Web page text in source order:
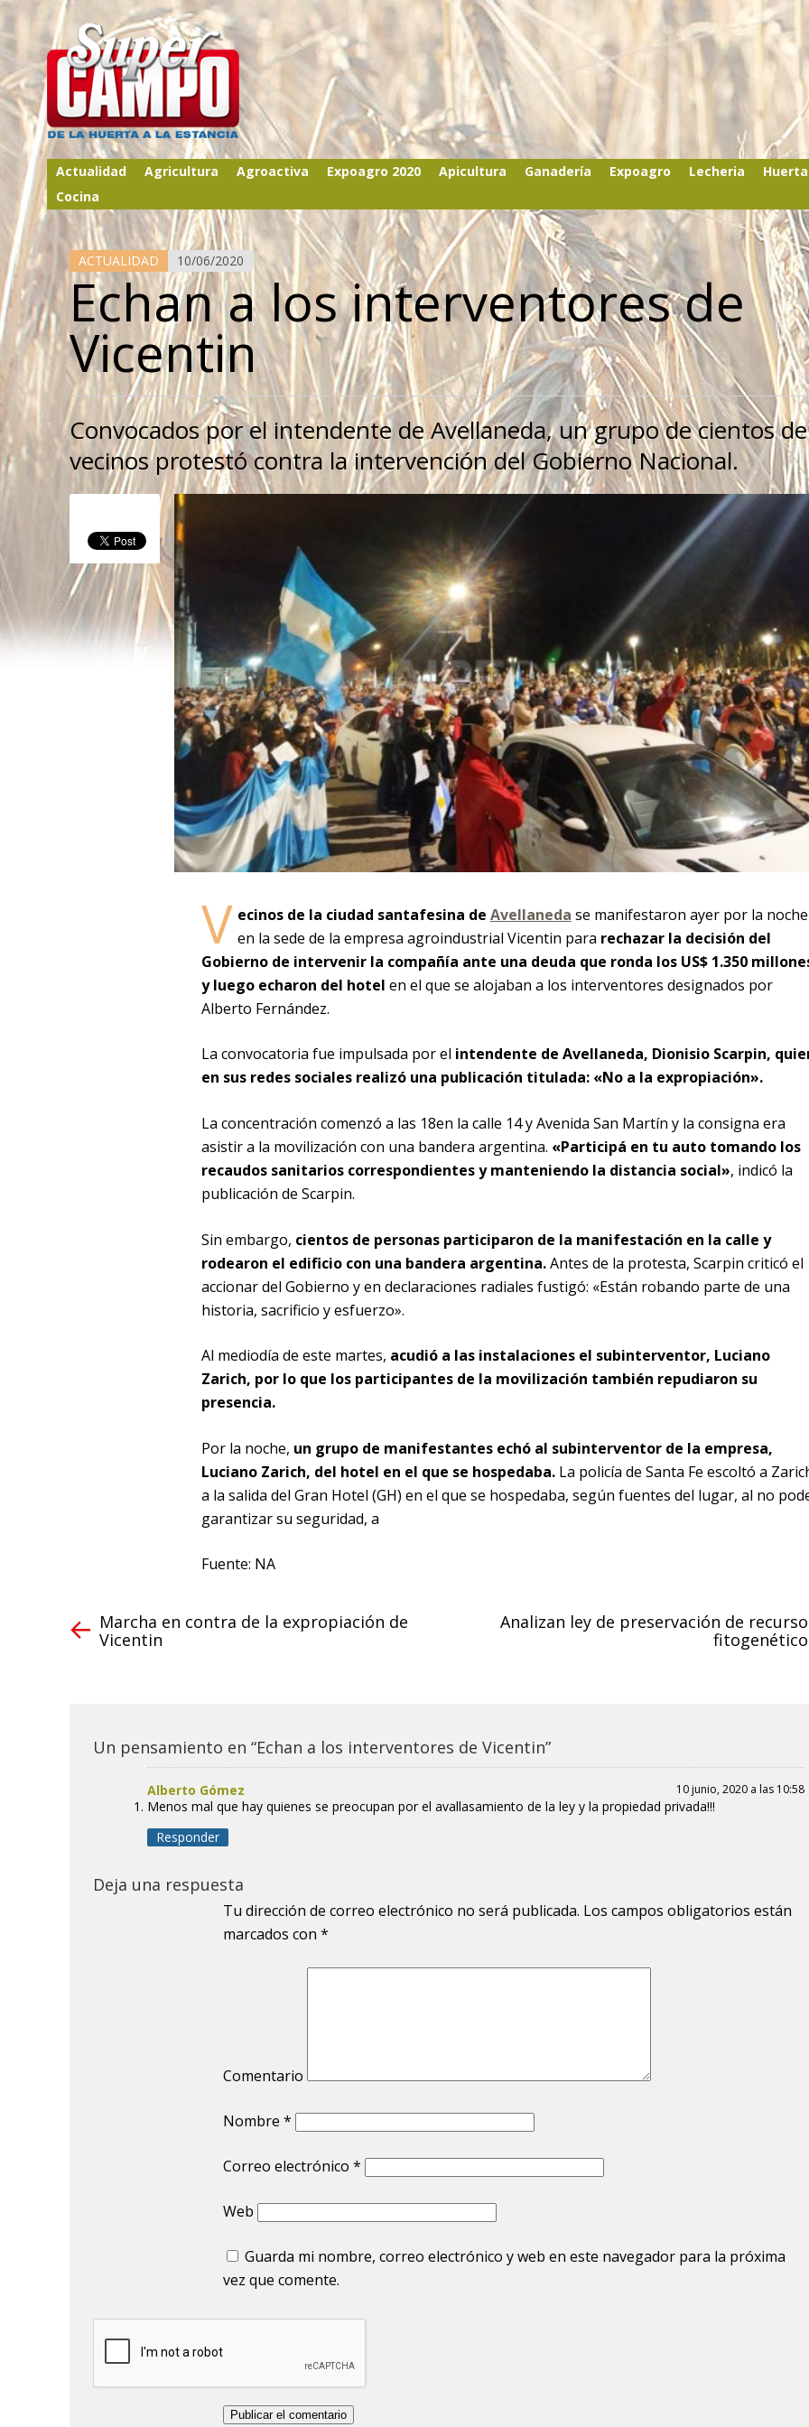
Actualidad Agricultura Agroactiva Expoagro 2020 Apicultura Ganadería Expoagro Lecheria
Cocina
ACTUALIDAD 10/06/2020
Echan a los interventores de
Vicentin
Convocados por el intendente de Avellaneda, un grupo de cientos de
vecinos protestó contra la intervención del Gobierno Nacional.
V ecinos de la ciudad santafesina de Avellaneda se manifestaron ayer por la noche
en la sede de la empresa agroindustrial Vicentin para rechazar la decisión del
Gobierno de intervenir la compañía ante una deuda que ronda los US$ 1.350
y luego echaron del hotel en el que se alojaban a los interventores designados por
Alberto Fernández.
La convocatoria fue impulsada por el intendente de Avellaneda, Dionisio Scarpin,
en sus redes sociales realizó una publicación titulada: «No a la expropiación».
La concentración comenzó a las 18en la calle 14 y Avenida San Martín y la consigna era
asistir a la movilización con una bandera argentina. «Participá en tu auto tomando los
recaudos sanitarios correspondientes y manteniendo la distancia social», indicó la
publicación de Scarpin.
Sin embargo, cientos de personas participaron de la manifestación en la calle y
rodearon el edificio con una bandera argentina.Antes de la protesta, Scarpin criticó el
accionar del Gobierno y en declaraciones radiales fustigó: «Están robando parte de una
historia, sacrificio y esfuerzo».
Al mediodía de este martes, acudió a las instalaciones el subinterventor, Luciano
Zarich, por lo que los participantes de la movilización también repudiaron su
presencia.
Por la noche, un grupo de manifestantes echó al subinterventor de la empresa,
Luciano Zarich, del hotel en el que se hospedaba.La policía de Santa Fe escoltó a
a la salida del Gran Hotel (GH) en el que se hospedaba, según fuentes del lugar, al no
garantizar su seguridad, a
Fuente: NA
Marcha en contra de la expropiación de
Vicentin
Analizan ley de preservación de
Un pensamiento en “Echan a los interventores de Vicentin”
Alberto Gómez 10 junio, 2020 a las 10:58
Menos mal que hay quienes se preocupan por el avallasamiento de la ley y la propiedad privada!!!
Responder
Deja una respuesta
Tu dirección de correo electrónico no será publicada. Los campos obligatorios están
marcados con *
Comentario
Nombre *
Correo electrónico *
Web
Guarda mi nombre, correo electrónico y web en este navegador para la próxima
vez que comente.